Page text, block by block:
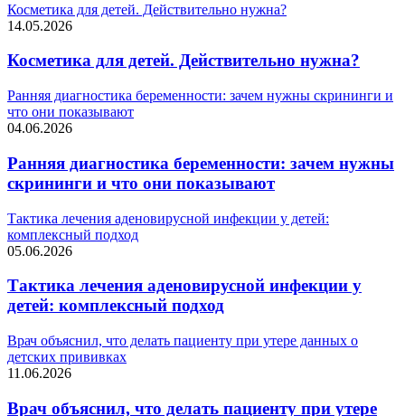
Косметика для детей. Действительно нужна?
14.05.2026
Косметика для детей. Действительно нужна?
Ранняя диагностика беременности: зачем нужны скрининги и
что они показывают
04.06.2026
Ранняя диагностика беременности: зачем нужны
скрининги и что они показывают
Тактика лечения аденовирусной инфекции у детей:
комплексный подход
05.06.2026
Тактика лечения аденовирусной инфекции у
детей: комплексный подход
Врач объяснил, что делать пациенту при утере данных о
детских прививках
11.06.2026
Врач объяснил, что делать пациенту при утере